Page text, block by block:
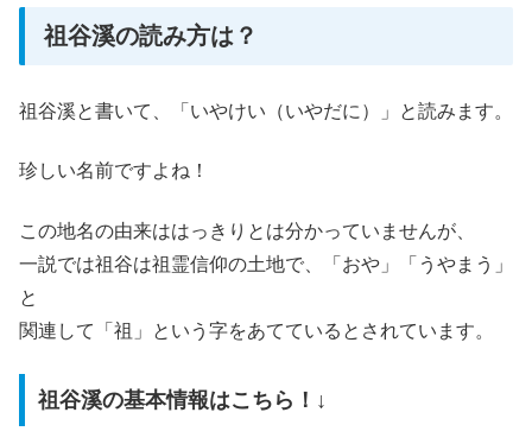
祖谷溪の読み方は？
祖谷溪と書いて、「いやけい（いやだに）」と読みます。
珍しい名前ですよね！
この地名の由来ははっきりとは分かっていませんが、
一説では祖谷は祖霊信仰の土地で、「おや」「うやまう」
と
関連して「祖」という字をあてているとされています。
祖谷溪の基本情報はこちら！↓